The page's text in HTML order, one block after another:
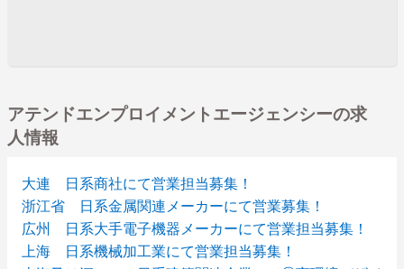
アテンドエンプロイメントエージェンシーの求
人情報
大連 日系商社にて営業担当募集！
浙江省 日系金属関連メーカーにて営業募集！
広州 日系大手電子機器メーカーにて営業担当募集！
上海 日系機械加工業にて営業担当募集！